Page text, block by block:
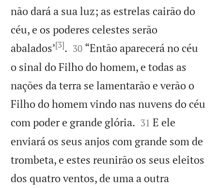
não dará a sua luz; as estrelas cairão do
céu, e os poderes celestes serão
abalados’[3]. 

30 “Então aparecerá no céu
o sinal do Filho do homem, e todas as
nações da terra se lamentarão e verão o
Filho do homem vindo nas nuvens do céu
com poder e grande glória. 

31 E ele
enviará os seus anjos com grande som de
trombeta, e estes reunirão os seus eleitos
dos quatro ventos, de uma a outra